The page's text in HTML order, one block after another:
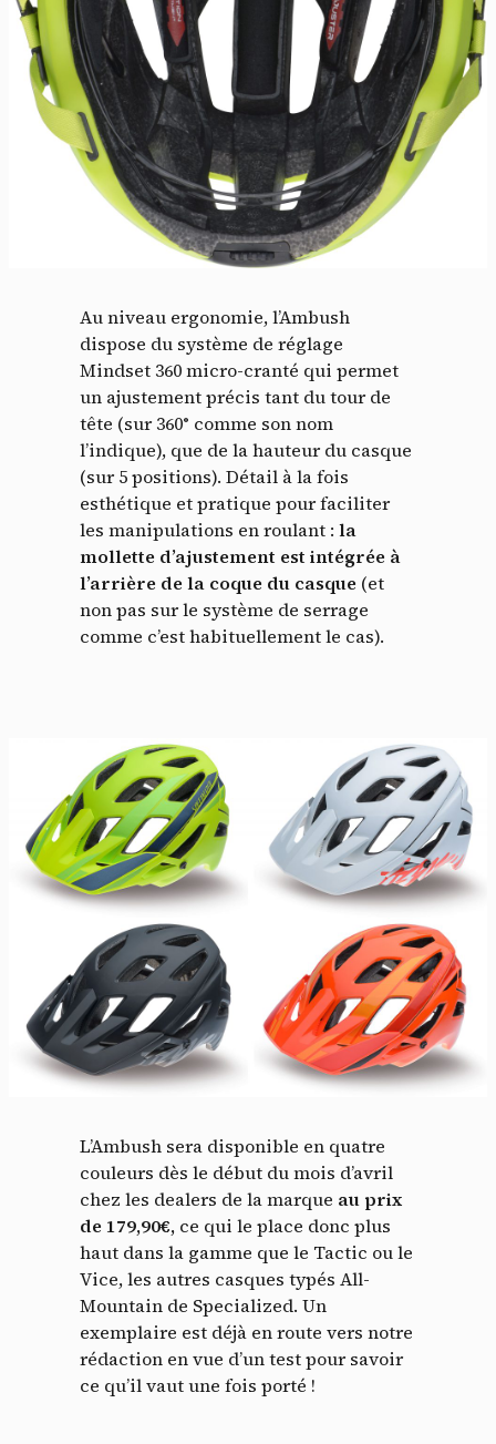
Au niveau ergonomie, l’Ambush
dispose du système de réglage
Mindset 360 micro-cranté qui permet
un ajustement précis tant du tour de
tête (sur 360° comme son nom
l’indique), que de la hauteur du casque
(sur 5 positions). Détail à la fois
esthétique et pratique pour faciliter
les manipulations en roulant : la
mollette d’ajustement est intégrée à
l’arrière de la coque du casque (et
non pas sur le système de serrage
comme c’est habituellement le cas).
L’Ambush sera disponible en quatre
couleurs dès le début du mois d’avril
chez les dealers de la marque au prix
de 179,90€, ce qui le place donc plus
haut dans la gamme que le Tactic ou le
Vice, les autres casques typés All-
Mountain de Specialized. Un
exemplaire est déjà en route vers notre
rédaction en vue d’un test pour savoir
ce qu’il vaut une fois porté !
Panneau de gestion des
cookies
lecture de cookies et l'utilisation de technologies de suivi
nécessaires à leur bon fonctionnement.
Politique de confidentialité
Tout accepter Tout refuser
Vidéos